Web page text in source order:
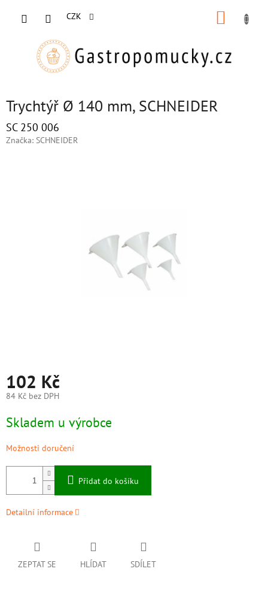
CZK
Trychtýř Ø 140 mm, SCHNEIDER
SC 250 006
Značka: SCHNEIDER
102 Kč
84 Kč bez DPH
cena:
Skladem u výrobce
Možnosti doručení
Přidat do košíku
Detailní informace
ZEPTAT SE HLÍDAT SDÍLET